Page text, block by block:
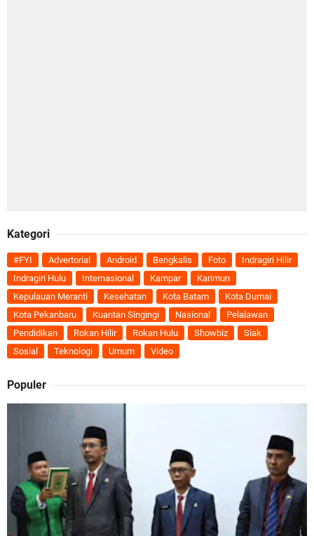
Kategori
#FYI Advertorial Android Bengkalis Foto
Indragiri Hilir
Indragiri Hulu
Internasional Kampar
Karimun
Kepulauan Meranti
Kesehatan Kota Batam
Kota Dumai
Kota Pekanbaru
Kuantan Singingi Nasional
Pelalawan
Pendidikan
Rokan Hilir Rokan Hulu Showbiz
Siak
Sosial
Teknologi Umum Video
Populer